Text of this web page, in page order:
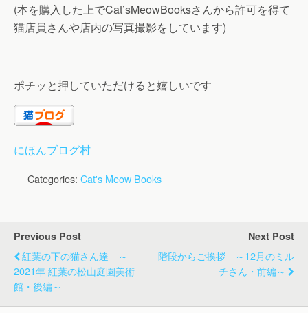
(本を購入した上でCat’sMeowBooksさんから許可を得て
猫店員さんや店内の写真撮影をしています)
ポチッと押していただけると嬉しいです
にほんブログ村
Categories: Cat's Meow Books
Previous Post
紅葉の下の猫さん達 ～
2021年 紅葉の松山庭園美術
館・後編～
Next Post
階段からご挨拶 ～12月のミル
チさん・前編～